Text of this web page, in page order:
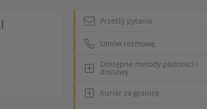
Prześlij pytanie
Umów rozmowę
Dostępne metody płatności i
dostawy
Kurier za granicę